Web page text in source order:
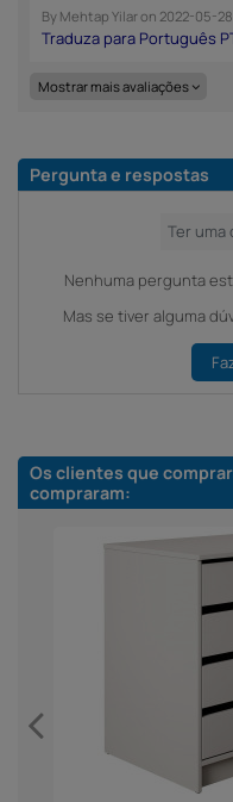
By Mehtap Yilaron 2022-05-28
Mostrar mais avaliações
Pergunta e respostas
Nenhuma pergunta
Mas se tiver alguma
Os clientes que
compraram: